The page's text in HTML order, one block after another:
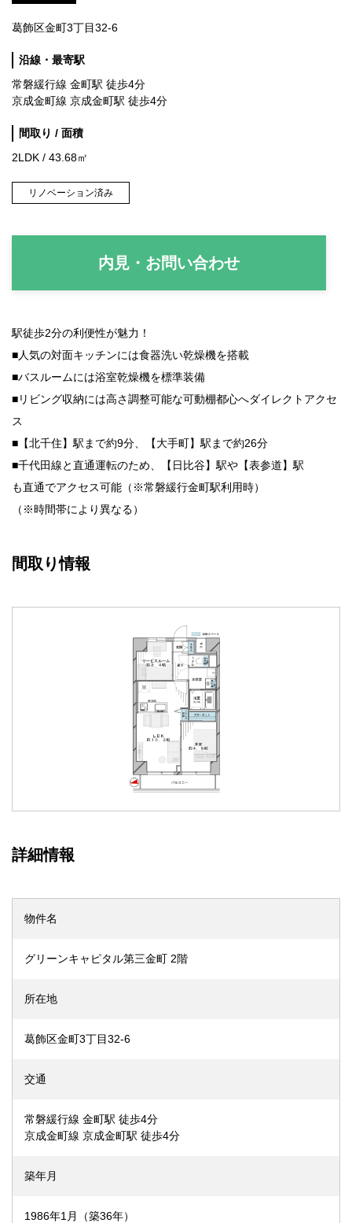
葛飾区金町3丁目32-6
沿線・最寄駅
常磐緩行線 金町駅 徒歩4分
京成金町線 京成金町駅 徒歩4分
間取り / 面積
2LDK / 43.68㎡
リノベーション済み
内見・お問い合わせ
駅徒歩2分の利便性が魅力！
■人気の対面キッチンには食器洗い乾燥機を搭載
■バスルームには浴室乾燥機を標準装備
■リビング収納には高さ調整可能な可動棚都心へダイレクトアクセ
ス
■ 【北千住】駅まで約9分、 【大手町】駅まで約26分
■千代田線と直通運転のため、
【日比谷】駅や 【表参道】駅
も直通でアクセス可能（※常磐緩行金町駅利用時）
（※時間帯により異なる）
間取り情報
詳細情報
物件名
グリーンキャピタル第三金町 2階
所在地
葛飾区金町3丁目32-6
交通
常磐緩行線 金町駅 徒歩4分
京成金町線 京成金町駅 徒歩4分
築年月
1986年1月（築36年）